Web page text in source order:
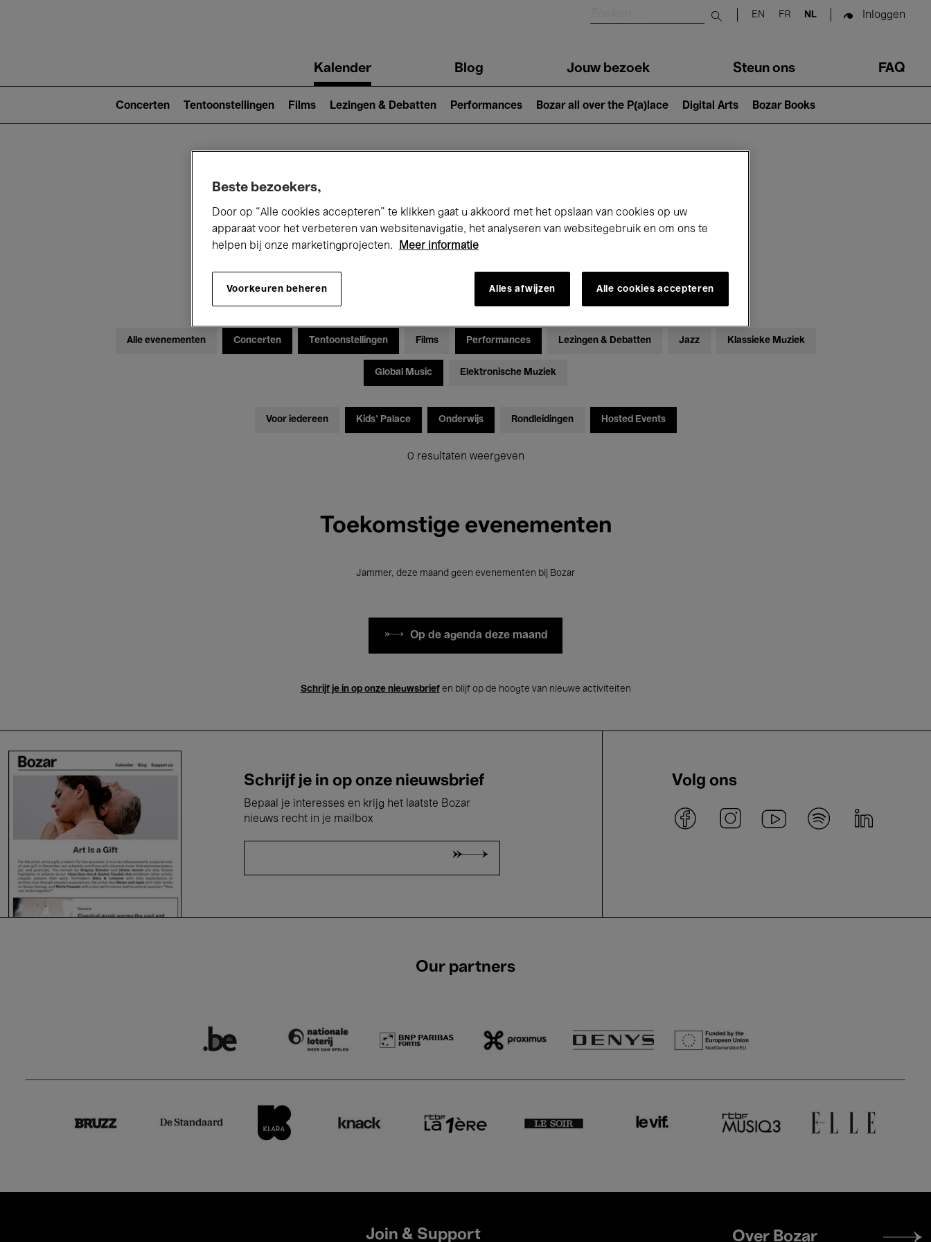
Submit search
EN FR NL Inloggen
navigationKalender Blog Jouw bezoek Steun ons FAQ
2)
Concerten Tentoonstellingen Films Lezingen & Debatten Performances Bozar all over the P(a)lace Digital Arts Bozar Books
Alle evenementen Concerten Tentoonstellingen Films Performances Lezingen & Debatten Jazz Klassieke Muziek
Global Music Elektronische Muziek
Voor iedereen Kids’ Palace Onderwijs Rondleidingen Hosted Events
0 resultaten weergeven
Toekomstige evenementen
Jammer, deze maand geen evenementen bij Bozar
Op de agenda deze maand
Schrijf je in op onze nieuwsbriefen blijf op de hoogte van nieuwe activiteiten
Schrijf je in op onze nieuwsbrief
Bepaal je interesses en krijg het laatste Bozar
nieuws recht in je mailbox
Volg ons
Our partners
Join & Support
Footer
Over Bozar
Beste bezoekers,
Door op “Alle cookies accepteren” te klikken gaat u akkoord met het opslaan van cookies op uw
apparaat voor het verbeteren van websitenavigatie, het analyseren van websitegebruik en om ons te
helpen bij onze marketingprojecten.
Meer informatie
Voorkeuren beheren Alles afwijzen Alle cookies accepteren